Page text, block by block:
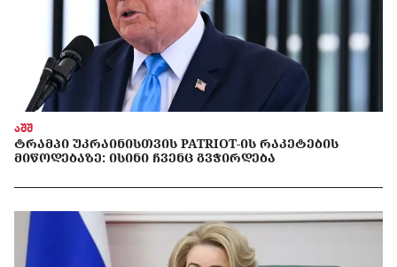
აშშ
ᲢᲠᲐᲛᲞᲘ ᲣᲙᲠᲐᲘᲜᲘᲡᲗᲕᲘᲡ PATRIOT-ᲘᲡ ᲠᲐᲙᲔᲢᲔᲑᲘᲡ
ᲛᲘᲬᲝᲓᲔᲑᲐᲖᲔ: ᲘᲡᲘᲜᲘ ᲩᲕᲔᲜᲪ ᲒᲕᲭᲘᲠᲓᲔᲑᲐ